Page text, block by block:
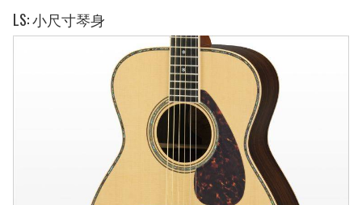
LS: 小尺寸琴身